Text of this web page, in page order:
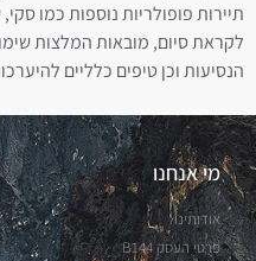
תיירות פופולריות נוספות כמו
לקראת סיום, מובאות המלצות
הנסיעות וכן טיפים כלליים
מי אנחנו
אודותינו
פרטי העסק B144